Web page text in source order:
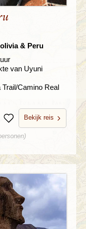
& Peru
van Uyuni
Camino Real
BewarenBekijk reis